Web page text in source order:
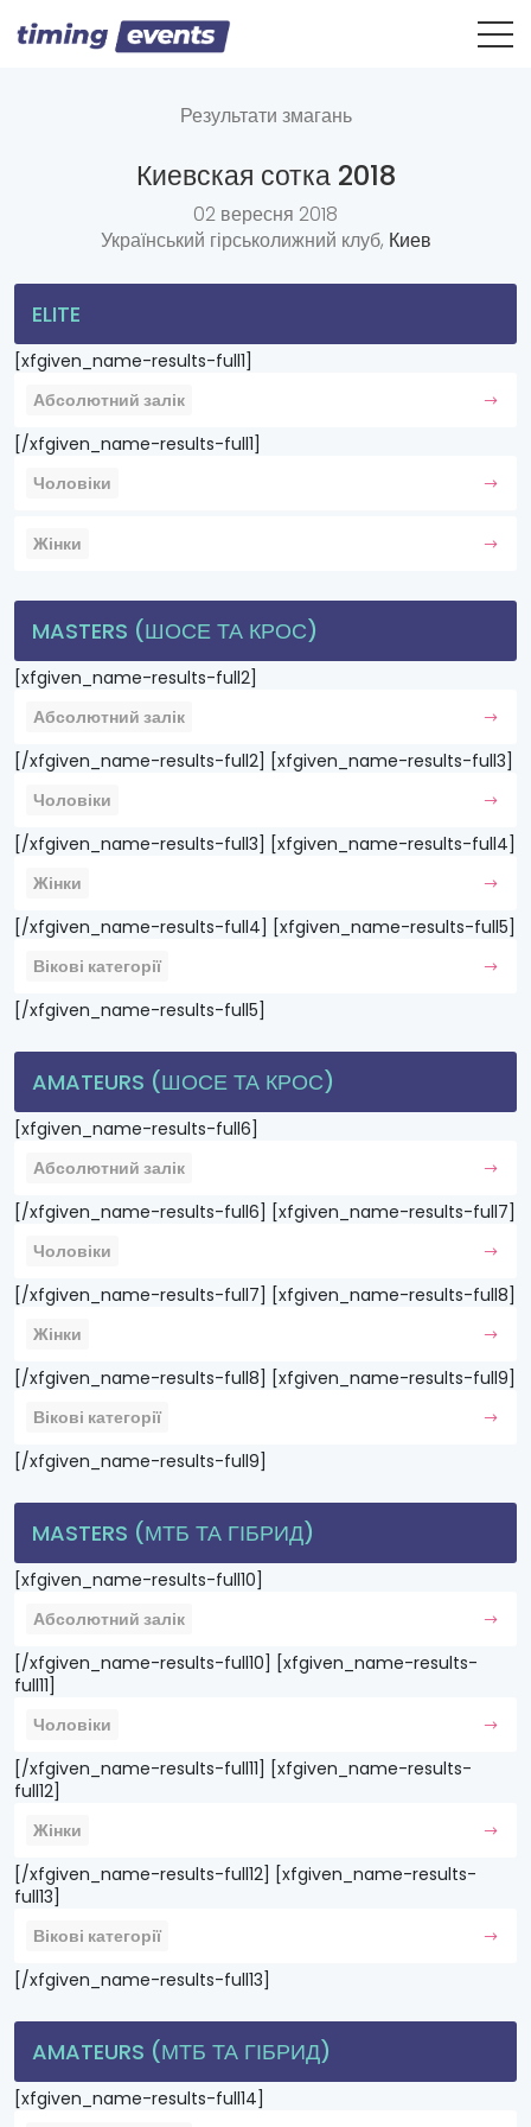
Результати змагань
Киевская сотка 2018
02 вересня 2018
Український гірськолижний клуб, Киев
ELITE
[xfgiven_name-results-full1]
Абсолютний залік
[/xfgiven_name-results-full1]
Чоловіки
Жінки
MASTERS (ШОСЕ ТА КРОС)
[xfgiven_name-results-full2]
Абсолютний залік
[/xfgiven_name-results-full2] [xfgiven_name-results-full3]
Чоловіки
[/xfgiven_name-results-full3] [xfgiven_name-results-full4]
Жінки
[/xfgiven_name-results-full4] [xfgiven_name-results-full5]
Вікові категорії
[/xfgiven_name-results-full5]
AMATEURS (ШОСЕ ТА КРОС)
[xfgiven_name-results-full6]
Абсолютний залік
[/xfgiven_name-results-full6] [xfgiven_name-results-full7]
Чоловіки
[/xfgiven_name-results-full7] [xfgiven_name-results-full8]
Жінки
[/xfgiven_name-results-full8] [xfgiven_name-results-full9]
Вікові категорії
[/xfgiven_name-results-full9]
MASTERS (МТБ ТА ГІБРИД)
[xfgiven_name-results-full10]
Абсолютний залік
[/xfgiven_name-results-full10] [xfgiven_name-results-
full11]
Чоловіки
[/xfgiven_name-results-full11] [xfgiven_name-results-
full12]
Жінки
[/xfgiven_name-results-full12] [xfgiven_name-results-
full13]
Вікові категорії
[/xfgiven_name-results-full13]
AMATEURS (МТБ ТА ГІБРИД)
[xfgiven_name-results-full14]